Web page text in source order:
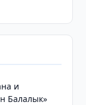
и
Балалык»